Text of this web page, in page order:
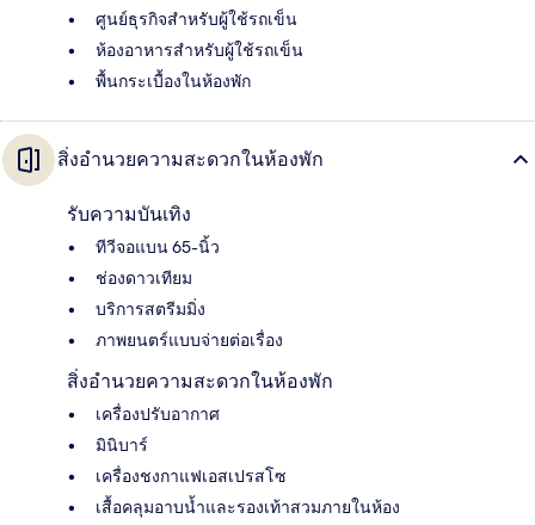
ศูนย์ธุรกิจสำหรับผู้ใช้รถเข็น
ห้องอาหารสำหรับผู้ใช้รถเข็น
พื้นกระเบื้องในห้องพัก
สิ่งอำนวยความสะดวกในห้องพัก
รับความบันเทิง
ทีวีจอแบน 65-นิ้ว
ช่องดาวเทียม
บริการสตรีมมิ่ง
ภาพยนตร์แบบจ่ายต่อเรื่อง
สิ่งอำนวยความสะดวกในห้องพัก
เครื่องปรับอากาศ
มินิบาร์
เครื่องชงกาแฟเอสเปรสโซ
เสื้อคลุมอาบน้ำและรองเท้าสวมภายในห้อง